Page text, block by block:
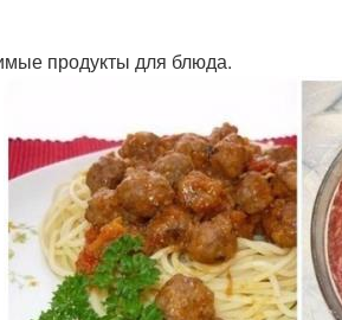
продукты для блюда.